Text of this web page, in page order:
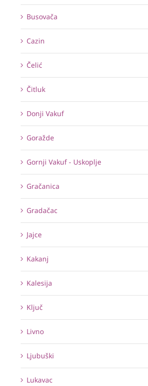
Busovača
Cazin
Čelić
Čitluk
Donji Vakuf
Goražde
Gornji Vakuf - Uskoplje
Gračanica
Gradačac
Jajce
Kakanj
Kalesija
Ključ
Livno
Ljubuški
Lukavac